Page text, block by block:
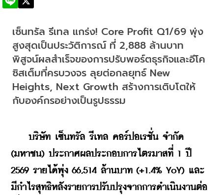
เซ็นทรัล รีเทล แกร่ง! Core Profit Q1/69 พุ่ง
สูงสุดเป็นประวัติการณ์ ที่ 2,888 ล้านบาท
พิสูจน์ผลสำเร็จของการปรับพอร์ตธุรกิจและอีโค
ซิสเต็มที่ครบวงจร ลุยต่อกลยุทธ์ New
Heights, Next Growth สร้างการเติบโตให้
กับองค์กรอย่างเป็นรูปธรรม
บริษัท เซ็นทรัล รีเทล คอร์ปอเรชั่น จำกัด
(มหาชน) ประกาศผลประกอบการไตรมาสที่ 1 ปี
2569 รายได้พุ่ง 66,514 ล้านบาท (+1.4% YoY) และ
มีกำไรสุทธิหลังรายการปรับปรุงจากการดำเนินงานต่อ